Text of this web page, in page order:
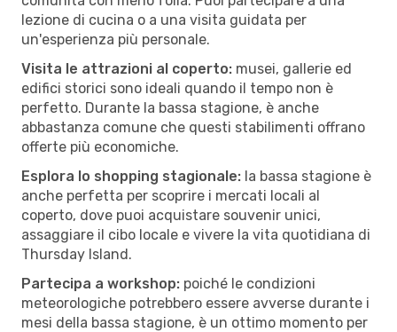
lezione di cucina o a una visita guidata per
un'esperienza più personale.
Visita le attrazioni al coperto: musei, gallerie ed
edifici storici sono ideali quando il tempo non è
perfetto. Durante la bassa stagione, è anche
abbastanza comune che questi stabilimenti offrano
offerte più economiche.
Esplora lo shopping stagionale: la bassa stagione è
anche perfetta per scoprire i mercati locali al
coperto, dove puoi acquistare souvenir unici,
assaggiare il cibo locale e vivere la vita quotidiana di
Thursday Island.
Partecipa a workshop: poiché le condizioni
meteorologiche potrebbero essere avverse durante i
mesi della bassa stagione, è un ottimo momento per